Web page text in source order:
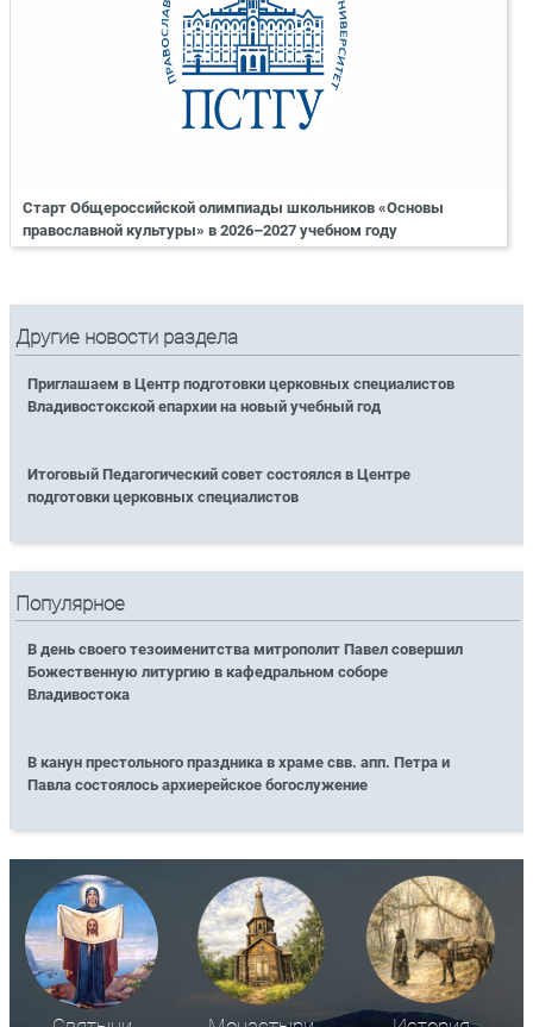
Старт Общероссийской олимпиады школьников «Основы
православной культуры» в 2026–2027 учебном году
Другие новости раздела
Приглашаем в Центр подготовки церковных специалистов
Владивостокской епархии на новый учебный год
Итоговый Педагогический совет состоялся в Центре
подготовки церковных специалистов
Популярное
В день своего тезоименитства митрополит Павел совершил
Божественную литургию в кафедральном соборе
Владивостока
В канун престольного праздника в храме свв. апп. Петра и
Павла состоялось архиерейское богослужение